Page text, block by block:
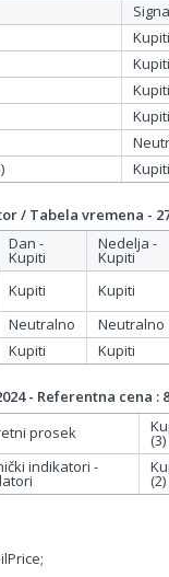
Kupiti
Kupiti
Kupiti
Kupiti
Kupiti
/ Tabela vremena -
Dan -
Kupiti
Nedelja -
Kupiti
Kupiti Kupiti
Neutralno Neutralno
Kupiti Kupiti
- Referentna cena :
prosek (3)
indikatori -
(2)